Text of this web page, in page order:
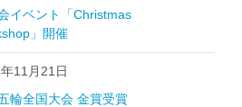
イベント「Christmas
」開催
11月21日
輪全国大会 金賞受賞